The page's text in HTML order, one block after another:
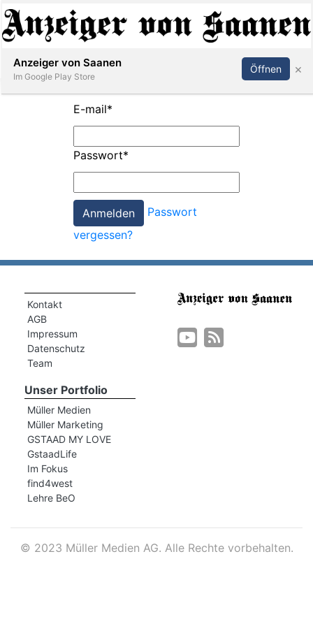
Abonnieren Anmelden
E-mail*
Passwort*
Passwort
vergessen?
Kontakt
AGB
Impressum
Datenschutz
Team
Unser Portfolio
Müller Medien
Müller Marketing
GSTAAD MY LOVE
GstaadLife
Im Fokus
find4west
Lehre BeO
© 2023 Müller Medien AG. Alle Rechte vorbehalten.
Anzeiger von Saanen
Im Google Play Store
Öffnen ×